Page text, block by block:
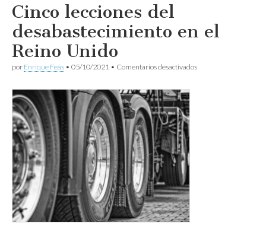
Cinco lecciones del
desabastecimiento en el
Reino Unido
por Enrique Feás • 05/10/2021 • Comentarios desactivadosen